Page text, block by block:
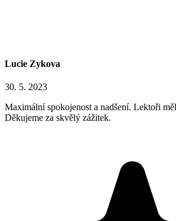
Lucie Zykova
30. 5. 2023
Maximální spokojenost a nadšení. Lektoři
Děkujeme za skvělý zážitek.